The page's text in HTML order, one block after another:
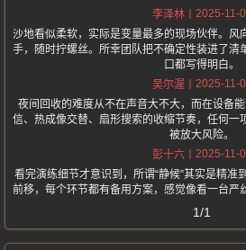
李泽林
2025-11-
沙地看似柔软，实际是变量最多的现场伙伴。风
手，随时拧螺丝。所幸团队把不确定性装进了清
口都写得明白。
吴尔渥
2025-11-
夜间回收的难度从不在声音大不大，而在设备
信、热成像交替、扇形搜索的收缩节奏，任何一
被放大风险。
彭十六
2025-11-
看完演练细节才意识到，所谓“静候”其实是精准
前移，每个环节都有备用方案，感觉像看一台严
1/1